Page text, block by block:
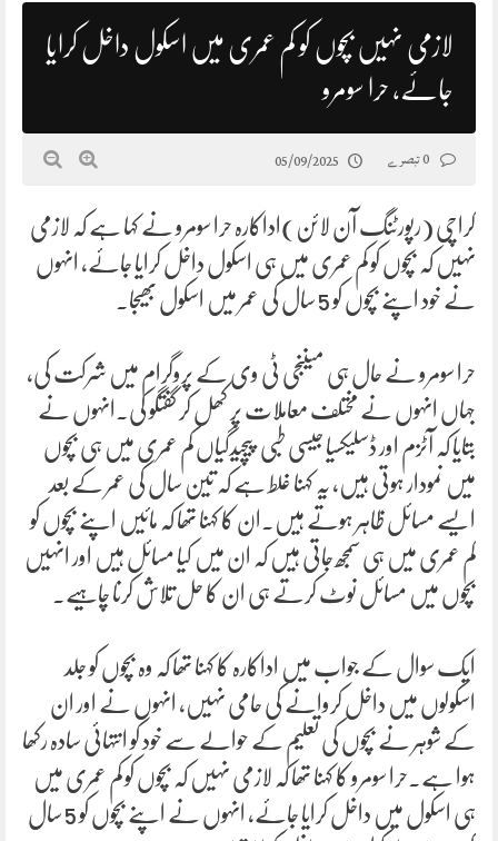
لازمی نہیں بچوں کو کم عمری میں اسکول داخل کرایا
جائے، حرا سومرو
05/09/2025
کراچی (رپورٹنگ آن لائن)اداکارہ حرا سومرو نے کہا ہے کہ لازمی
نہیں کہ بچوں کو کم عمری میں ہی اسکول داخل کرایا جائے، انہوں
نے خود اپنے بچوں کو 5 سال کی عمر میں اسکول بھیجا۔
حرا سومرو نے حال ہی میںنجی ٹی وی کے پروگرام میں شرکت کی،
جہاں انہوں نے مختلف معاملات پر کھل کر گفتگو کی۔انہوں نے
بتایا کہ آٹزم اور ڈسلیکسیا جیسی طبی پیچیدگیاں کم عمری میں ہی بچوں
میں نمودار ہوتی ہیں، یہ کہنا غلط ہے کہ تین سال کی عمر کے بعد
ایسے مسائل ظاہر ہوتے ہیں۔ان کا کہنا تھا کہ مائیں اپنے بچوں کو
کم عمری میں ہی سمجھ جاتی ہیں کہ ان میں کیا مسائل ہیں اور انہیں
بچوں میں مسائل نوٹ کرتے ہی ان کا حل تلاش کرنا چاہیے.
ایک سوال کے جواب میں اداکارہ کا کہنا تھا کہ وہ بچوں کو جلد
اسکولوں میں داخل کروانے کی حامی نہیں، انہوں نے اور ان
کے شوہر نے بچوں کی تعلیم کے حوالے سے خود کو انتہائی سادہ رکھا
ہوا ہے۔حرا سومرو کا کہنا تھا کہ لازمی نہیں کہ بچوں کو کم عمری میں
ہی اسکول میں داخل کرایا جائے، انہوں نے اپنے بچوں کو 5 سال